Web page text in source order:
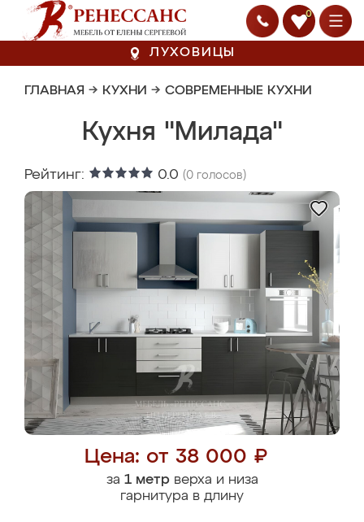
0
ЛУХОВИЦЫ
ГЛАВНАЯ → КУХНИ → СОВРЕМЕННЫЕ КУХНИ
Кухня "Милада"
Рейтинг: 0.0 (0 голосов)
Цена: от 38 000 ₽
за 1 метрверха и низа
гарнитура в длину